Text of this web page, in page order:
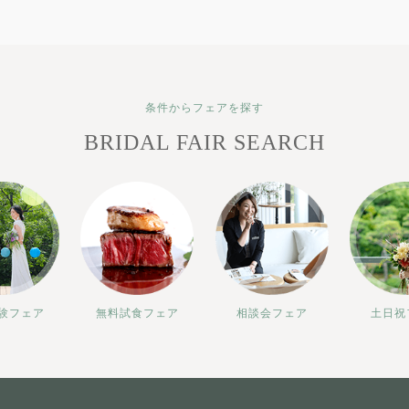
条件からフェアを探す
BRIDAL FAIR SEARCH
フェア 無料試食フェア 相談会フェア 土日祝